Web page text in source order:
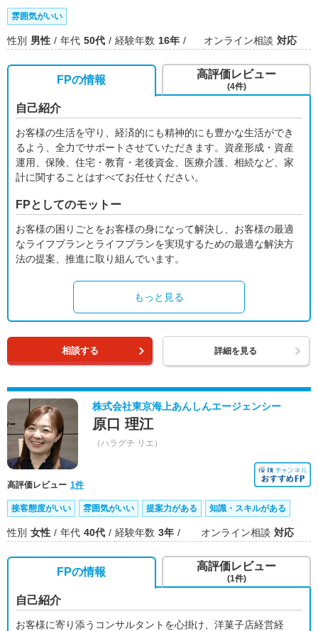
雰囲気がいい
性別 男性 年代 50代 経験年数 16年 オンライン相談 対応
FPの情報
自己紹介
お客様の生活を守り、経済的にも精神的にも豊かな生活ができ
るよう、全力でサポートさせていただきます。資産形成・資産
運用、保険、住宅・教育・老後資金、医療介護、相続など、家
計に関することはすべてお任せください。
FPとしてのモットー
お客様の困りごとをお客様の身になって解決し、お客様の最適
なライフプランとライフプランを実現するための最適な解決方
法の提案、推進に取り組んでいます。
もっと見る
高評価レビュー
(4件)
相談する 詳細を見る
株式会社東京海上あんしんエージェンシー
原口 理江
（ハラグチ リエ）
高評価レビュー 1件
接客態度がいい 雰囲気がいい 提案力がある 知識・スキルがある
性別 女性 年代 40代 経験年数 3年 オンライン相談 対応
FPの情報
自己紹介
お客様に寄り添うコンサルタントを心掛け、洋菓子店経営経
高評価レビュー
(1件)